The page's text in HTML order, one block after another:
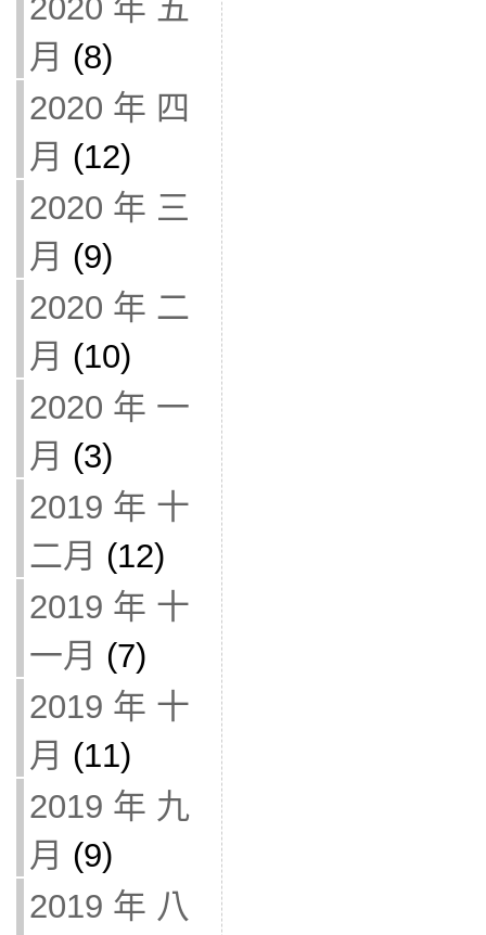
2020 年 五
月 (8)
2020 年 四
月 (12)
2020 年 三
月 (9)
2020 年 二
月 (10)
2020 年 一
月 (3)
2019 年 十
二月 (12)
2019 年 十
一月 (7)
2019 年 十
月 (11)
2019 年 九
月 (9)
2019 年 八